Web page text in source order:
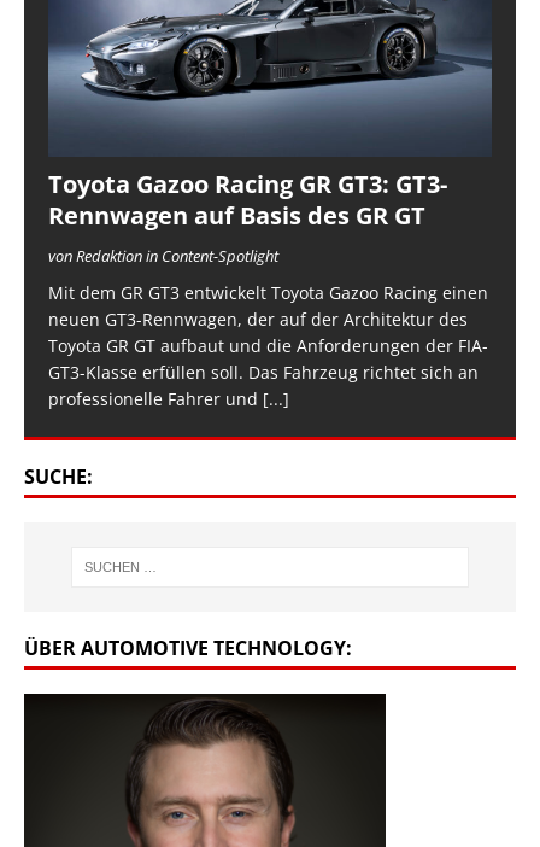
Toyota Gazoo Racing GR GT3: GT3-
Rennwagen auf Basis des GR GT
von Redaktion in Content-Spotlight
Mit dem GR GT3 entwickelt Toyota Gazoo Racing einen
neuen GT3-Rennwagen, der auf der Architektur des
Toyota GR GT aufbaut und die Anforderungen der FIA-
GT3-Klasse erfüllen soll. Das Fahrzeug richtet sich an
professionelle Fahrer und [...]
SUCHE:
ÜBER AUTOMOTIVE TECHNOLOGY: